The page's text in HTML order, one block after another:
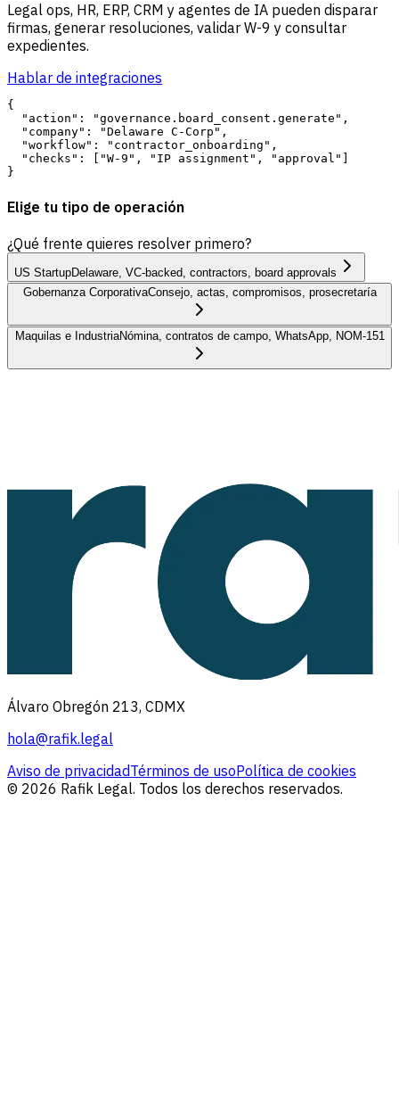
Legal ops, HR, ERP, CRM y agentes de IA pueden disparar
firmas, generar resoluciones, validar W-9 y consultar
expedientes.
Hablar de integraciones
{
  "action": "governance.board_consent.generate",
  "company": "Delaware C-Corp",
  "workflow": "contractor_onboarding",
  "checks": ["W-9", "IP assignment", "approval"]
Elige tu tipo de operación
¿Qué frente quieres resolver primero?
US StartupDelaware, VC-backed, contractors, board approvals
Gobernanza CorporativaConsejo, actas, compromisos, prosecretaría
Maquilas e IndustriaNómina, contratos de campo, WhatsApp, NOM-151
Álvaro Obregón 213, CDMX
hola@rafik.legal
Aviso de privacidadTérminos de usoPolítica de cookies
© 2026 Rafik Legal. Todos los derechos reservados.